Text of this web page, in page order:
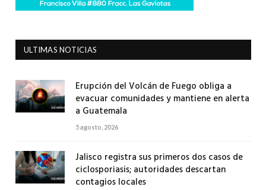
ULTIMAS NOTICIAS
Erupción del Volcán de Fuego obliga a
evacuar comunidades y mantiene en alerta
a Guatemala
5 agosto, 2026
Jalisco registra sus primeros dos casos de
ciclosporiasis; autoridades descartan
contagios locales